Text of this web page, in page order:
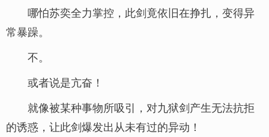
哪怕苏奕全力掌控，此剑竟依旧在挣扎，变得异
常暴躁。
不。
或者说是亢奋！
就像被某种事物所吸引，对九狱剑产生无法抗拒
的诱惑，让此剑爆发出从未有过的异动！